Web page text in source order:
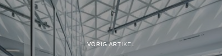
VORIG ARTIKEL